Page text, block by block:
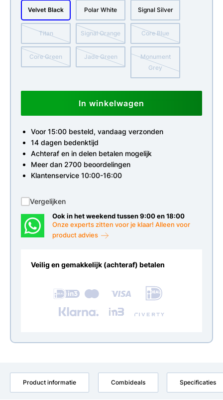
Velvet Black Polar White Signal Silver
Titan Signal Orange Core Blue
Core Green Jade Green
Monument
Grey
In winkelwagen
Voor 15:00 besteld, vandaag verzonden
14 dagen bedenktijd
Achteraf en in delen betalen mogelijk
Meer dan 2700 beoordelingen
Klantenservice 10:00-16:00
Vergelijken
Ook in het weekend tussen 9:00 en 18:00
Onze experts zitten voor je klaar! Alleen voor
product advies
Veilig en gemakkelijk (achteraf) betalen
Product informatie Combideals Specificaties